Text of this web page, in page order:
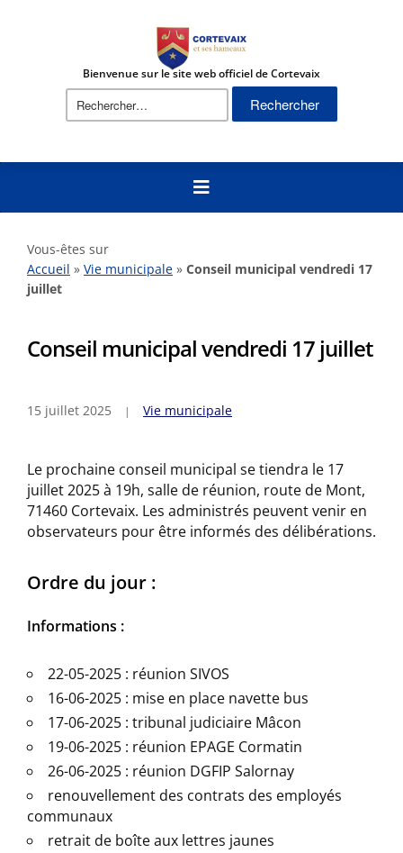
Bienvenue sur le site web officiel de Cortevaix
Rechercher :
Vous-êtes sur
Accueil » Vie municipale » Conseil municipal vendredi 17
juillet
Conseil municipal vendredi 17 juillet
15 juillet 2025 Vie municipale
Le prochaine conseil municipal se tiendra le 17
juillet 2025 à 19h, salle de réunion, route de Mont,
71460 Cortevaix. Les administrés peuvent venir en
observateurs pour être informés des délibérations.
Ordre du jour :
Informations :
22-05-2025 : réunion SIVOS
16-06-2025 : mise en place navette bus
17-06-2025 : tribunal judiciaire Mâcon
19-06-2025 : réunion EPAGE Cormatin
26-06-2025 : réunion DGFIP Salornay
renouvellement des contrats des employés
communaux
retrait de boîte aux lettres jaunes